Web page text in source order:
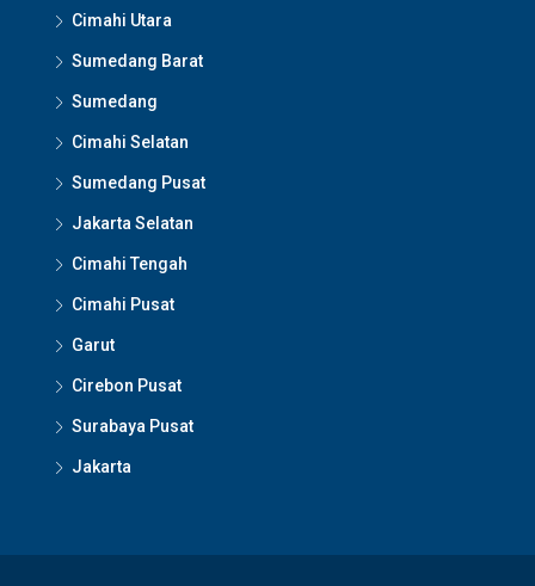
Cimahi Utara
Sumedang Barat
Sumedang
Cimahi Selatan
Sumedang Pusat
Jakarta Selatan
Cimahi Tengah
Cimahi Pusat
Garut
Cirebon Pusat
Surabaya Pusat
Jakarta